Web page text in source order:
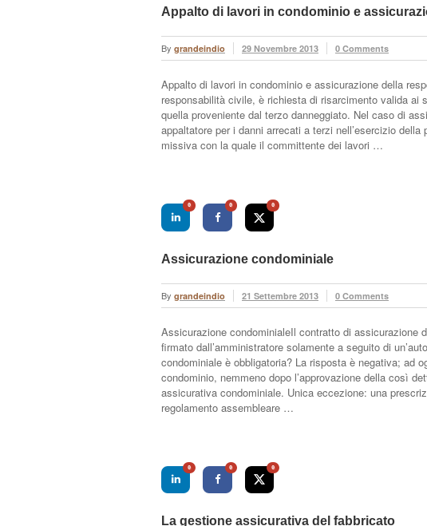
Appalto di lavori in condominio e
By grandeindio 29 Novembre 2013 0 Comments
Appalto di lavori in condominio e assicurazione della
responsabilità civile, è richiesta di risarcimento valida ai
quella proveniente dal terzo danneggiato. Nel caso di
appaltatore per i danni arrecati a terzi nell’esercizio
missiva con la quale il committente dei lavori …
0 0 0
Assicurazione condominiale
By grandeindio 21 Settembre 2013 0 Comments
Assicurazione condominialeIl contratto di assicurazione
firmato dall’amministratore solamente a seguito di
condominiale è obbligatoria? La risposta è negativa; ad
condominio, nemmeno dopo l’approvazione della così
assicurativa condominiale. Unica eccezione: una
regolamento assembleare …
0 0 0
La gestione assicurativa del fabbricato